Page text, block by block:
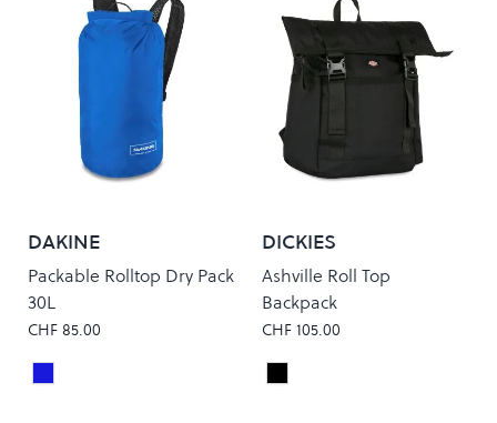
DAKINE
Packable Rolltop Dry Pack
30L
CHF 85.00
Colour
Deep Blue
DICKIES
Ashville Roll Top
Backpack
CHF 105.00
Colour
Black